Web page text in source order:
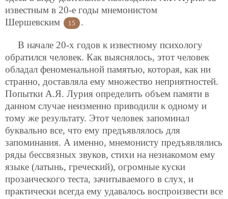
известным в 20-е годы мнемонистом
Шершевским
15 .
В начале 20-х годов к известному психологу
обратился человек. Как выяснялось, этот человек
обладал феноменальной памятью, которая, как ни
странно, доставляла ему множество неприятностей.
Попытки А.Я. Лурия определить объем памяти в
данном случае неизменно приводили к одному и
тому же результату. Этот человек запоминал
буквально все, что ему предъявлялось для
запоминания. А именно, мнемонисту предъявлялись
ряды бессвязных звуков, стихи на незнакомом ему
языке (латынь, греческий), огромные куски
прозаического теста, зачитываемого в слух, и
практически всегда ему удавалось воспроизвести все